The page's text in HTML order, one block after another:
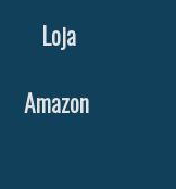
Loja
Amazon